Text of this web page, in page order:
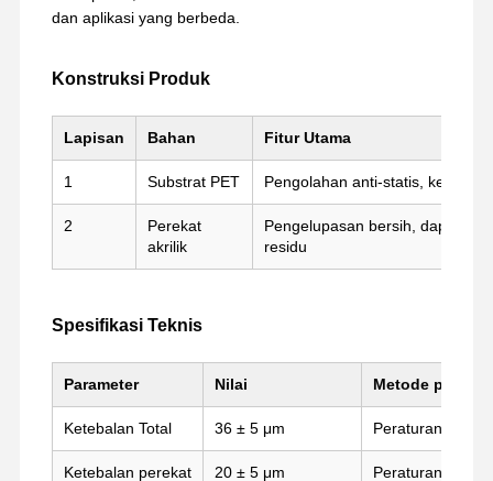
dan aplikasi yang berbeda.
Konstruksi Produk
Lapisan Bahan Fitur Utama
1 Substrat PET Pengolahan anti-statis,
2
Perekat
akrilik
Pengelupasan bersih, dapat
residu
Spesifikasi Teknis
Parameter Nilai Metode
Ketebalan Total 36 ± 5 μm Peraturan
Ketebalan perekat 20 ± 5 μm Peraturan